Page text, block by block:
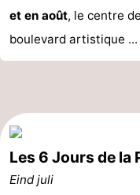
et en août, le centre
boulevard artistique ...
Les 6 Jours de la
Eind juli